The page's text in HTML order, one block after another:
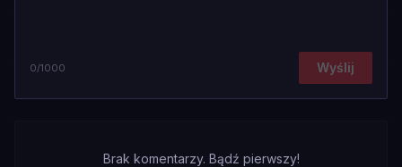
0/1000 Wyślij
Brak komentarzy. Bądź pierwszy!